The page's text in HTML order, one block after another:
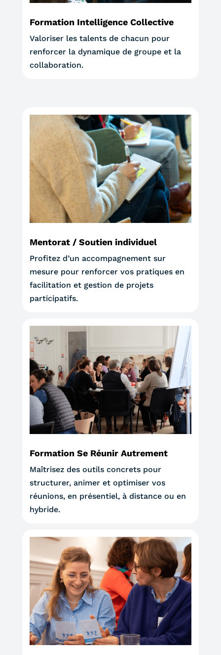
Formation Intelligence Collective
Valoriser les talents de chacun pour
renforcer la dynamique de groupe et la
collaboration.
Mentorat / Soutien individuel
Profitez d’un accompagnement sur
mesure pour renforcer vos pratiques en
facilitation et gestion de projets
participatifs.
Formation Se Réunir Autrement
Maîtrisez des outils concrets pour
structurer, animer et optimiser vos
réunions, en présentiel, à distance ou en
hybride.